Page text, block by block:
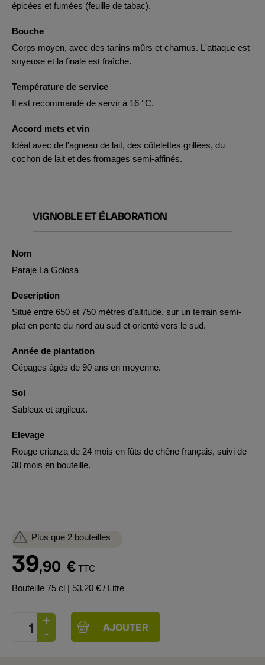
épicées et fumées (feuille de tabac).
Bouche
Corps moyen, avec des tanins mûrs et charnus. L'attaque est
soyeuse et la finale est fraîche.
Température de service
Il est recommandé de servir à 16 °C.
Accord mets et vin
Idéal avec de l'agneau de lait, des côtelettes grillées, du
cochon de lait et des fromages semi-affinés.
VIGNOBLE ET ÉLABORATION
Nom
Paraje La Golosa
Description
Situé entre 650 et 750 mètres d'altitude, sur un terrain semi-
plat en pente du nord au sud et orienté vers le sud.
Année de plantation
Cépages âgés de 90 ans en moyenne.
Sol
Sableux et argileux.
Elevage
Rouge crianza de 24 mois en fûts de chêne français, suivi de
30 mois en bouteille.
Plus que 2 bouteilles
39,90 € TTC
Bouteille 75 cl | 53,20 € / Litre